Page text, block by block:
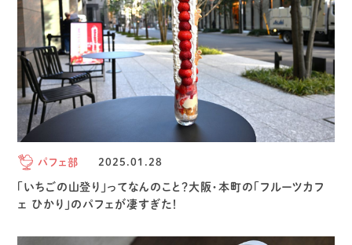
パフェ部 2025.01.28
「いちごの山登り」ってなんのこと？大阪・本町の「フルーツカフ
ェ ひかり」のパフェが凄すぎた！